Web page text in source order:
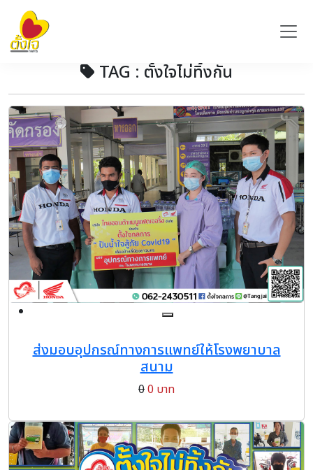
TAG : ตั้งใจไม่ทิ้งกัน
ส่งมอบอุปกรณ์ทางการแพทย์ให้โรงพยาบาล
สนาม
00 บาท